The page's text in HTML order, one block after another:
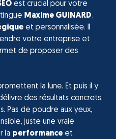
est crucial pour votre
Maxime GUINARD,
et personnalisée. Il
votre entreprise et
de proposer des
la lune. Et puis il y
des résultats concrets,
Pas de poudre aux yeux,
juste une vraie
la performanceet